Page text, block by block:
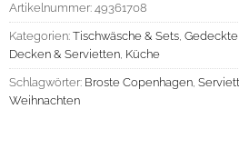
Artikelnummer: 49361708
Kategorien: Tischwäsche & Sets,
Decken & Servietten, Küche
Schlagwörter: Broste Copenhagen,
Weihnachten